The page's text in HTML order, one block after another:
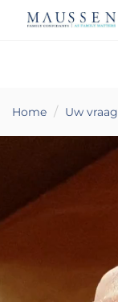
Home Uw vraag